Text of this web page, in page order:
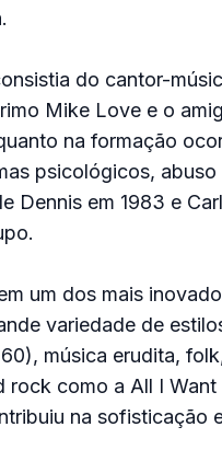
do cantor-
Mike Love e o
na formação
psicológicos,
Dennis em 1983 e
um dos mais
variedade de
música erudita,
rock como a All I
na sofisticação